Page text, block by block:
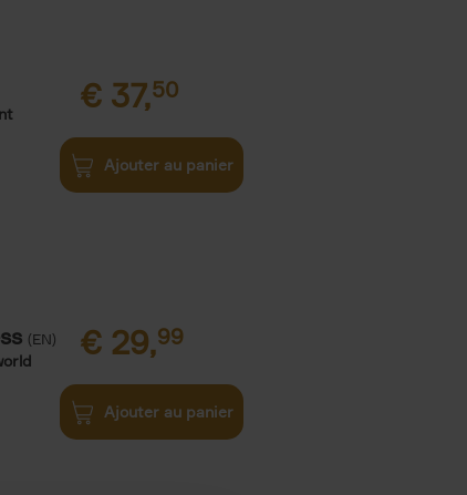
€ 37,50
Ajouter au panier
(EN) € 29,99
Ajouter au panier